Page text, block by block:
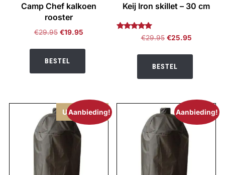
Camp Chef kalkoen
rooster
€29.95 Oorspronkelijke
€19.95Huidige
BESTEL
Keij Iron skillet – 30 cm
Gewaardeerd
€29.95 Oorspronkelijke
€25.95Huidige
BESTEL
Aanbieding!
Uitverkocht Aanbieding!